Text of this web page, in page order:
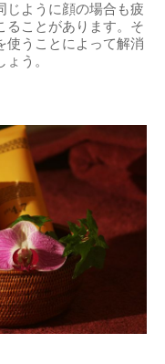
じように顔の場合も疲
ることがあります。そ
使うことによって解消
う。